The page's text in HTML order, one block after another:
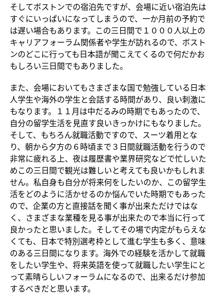
そしてボストンでの宿泊先ですが、会場に近い宿泊先は
すぐにいっぱいになってしまうので、一か月前の予約で
は遅い場合もあります。この三日間で１０００人以上の
キャリアフォーラム関係者や学生が訪れるので、ボスト
ンのどこに行っても日本語が聞こえてくるので何だかお
もしろい三日間でもありました。
また、会場においてもさまざまな国で勉強している日本
人学生や海外の学生と会話する時間があり、良い刺激に
もなります。１１月は中だるみの時期でもあったので、
自分の留学生活を見直す良いきっかけにもなりました。
そして、もちろん就職活動ですので、スーツ着用とな
り、朝から夕方の６時頃まで３日間就職活動を行うので
非常に疲れる上、夜は履歴書や業界研究などで忙しいた
めこの三日間で観光は難しいと考えても良いかもしれま
せん。私自身も自分が将来何をしたいのか、この留学生
活をどのように活かせるのか悩んでいた時期でもあった
ので、企業の方と直接話を聞く事が出来ただけではな
く、さまざまな業種を見る事が出来たので本当に行って
良かったと思いました。そしてその場で内定がもらえな
くても、日本で特別選考枠として進む学生も多く、意味
のある三日間になります。海外での経験を活かして就職
をしたい学生や、将来英語を使って就職したい学生にと
って素晴らしいフォーラムになるので、出来るだけ参加
するべきだと思います。